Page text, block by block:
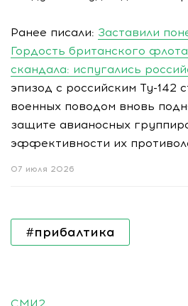
Ранее писали: Заставили
Гордость британского
скандала: испугались
эпизод с российским Ту-142
военных поводом вновь
защите авианосных
эффективности их
07 июля 2026
#прибалтика